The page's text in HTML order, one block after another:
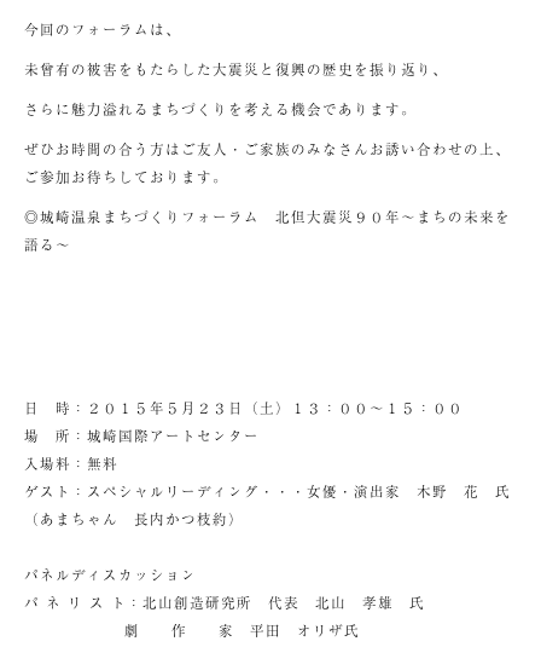
今回のフォーラムは、
未曾有の被害をもたらした大震災と復興の歴史を振り返り、
さらに魅力溢れるまちづくりを考える機会であります。
ぜひお時間の合う方はご友人・ご家族のみなさんお誘い合わせの上、
ご参加お待ちしております。
◎城崎温泉まちづくりフォーラム 北但大震災９０年～まちの未来を
語る～
日 時：２０１５年５月２３日（土）１３：００～１５：００
場 所：城崎国際アートセンター
入場料：無料
ゲスト：スペシャルリーディング・・・女優・演出家 木野 花 氏
（あまちゃん 長内かつ枝約）
パネルディスカッション
パ ネ リ ス ト：北山創造研究所 代表 北山 孝雄 氏
劇 作 家 平田 オリザ氏